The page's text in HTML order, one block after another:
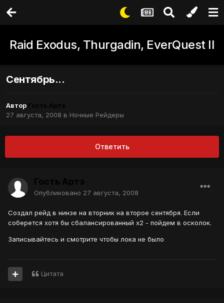
Raid Exodus, Thurgadin, EverQuest II
Сентябрь...
Автор
27 августа, 2008 в Ночные Рейдеры
Ответить
Опубликовано 27 августа, 2008
Создал рейд в нинзе на вторник на второе сентября. Если
соберется хотя бы сбалансированный х2 - пойдем в осколок.
Записывайтесь и смотрите чтобы лока не было
Цитата